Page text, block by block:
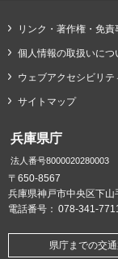
リンク・著作権・免責
個人情報の取扱いにつ
ウェブアクセシビリテ
サイトマップ
兵庫県庁
法人番号8000020280003
〒650-8567
兵庫県神戸市中央区下
電話番号： 078-341-
県庁までの交